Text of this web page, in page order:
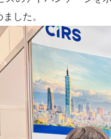
した。